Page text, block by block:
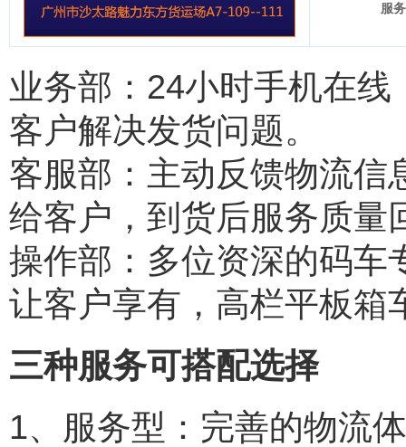
服
业务部：24小时手机在
客户解决发货问题。
客服部：主动反馈物流信
给客户，到货后服务质量
操作部：多位资深的码车
让客户享有，高栏平板箱
三种服务可搭配选择
1、服务型：完善的物流